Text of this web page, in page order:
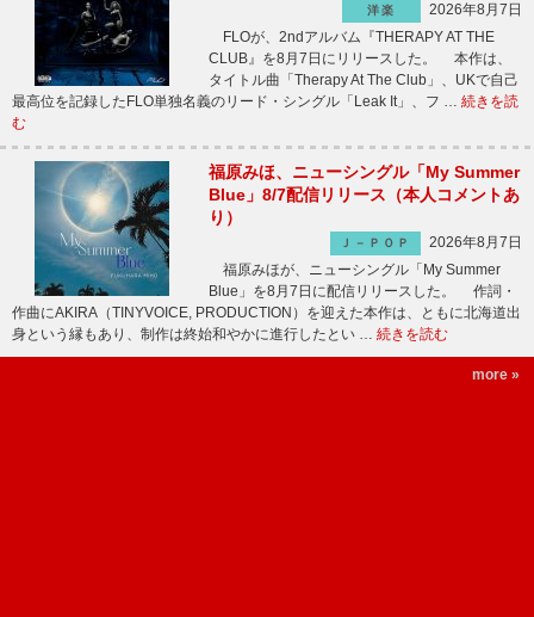
洋楽
2026年8月7日
FLOが、2ndアルバム『THERAPY AT THE
CLUB』を8月7日にリリースした。 本作は、
タイトル曲「Therapy At The Club」、UKで自己
最高位を記録したFLO単独名義のリード・シングル「Leak It」、フ … 続きを読
む
福原みほ、ニューシングル「My Summer
Blue」8/7配信リリース（本人コメントあ
り）
Ｊ－ＰＯＰ
2026年8月7日
福原みほが、ニューシングル「My Summer
Blue」を8月7日に配信リリースした。 作詞・
作曲にAKIRA（TINYVOICE, PRODUCTION）を迎えた本作は、ともに北海道出
身という縁もあり、制作は終始和やかに進行したとい … 続きを読む
more »